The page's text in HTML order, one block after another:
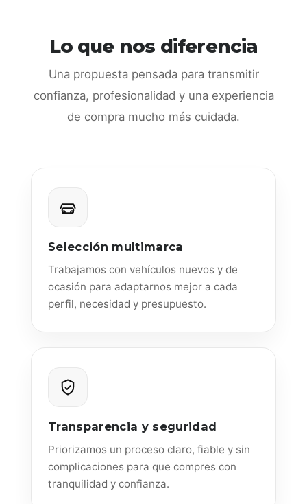
Lo que nos diferencia
Una propuesta pensada para transmitir
confianza, profesionalidad y una experiencia
de compra mucho más cuidada.
Selección multimarca
Trabajamos con vehículos nuevos y de
ocasión para adaptarnos mejor a cada
perfil, necesidad y presupuesto.
Transparencia y seguridad
Priorizamos un proceso claro, fiable y sin
complicaciones para que compres con
tranquilidad y confianza.